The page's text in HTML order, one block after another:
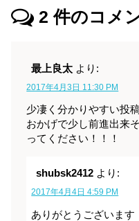
2 件のコメ
最上良太 より:
2017年4月3日 11:30 PM
少凄く分かりやすい投
おかげで少し前進出来
ってください！！！
shubsk2412 より:
2017年4月4日 4:59 PM
ありがとうございます